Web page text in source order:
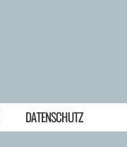
DATENSCHUTZ